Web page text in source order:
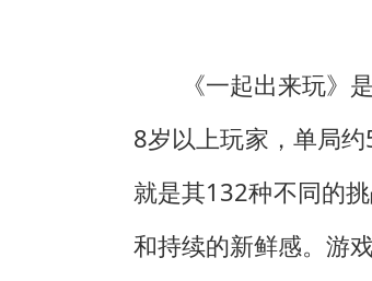
《一起出来玩
8岁以上玩家，单局
就是其132种不同的
和持续的新鲜感。游